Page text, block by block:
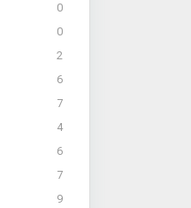
0
0
2
6
7
4
6
7
9